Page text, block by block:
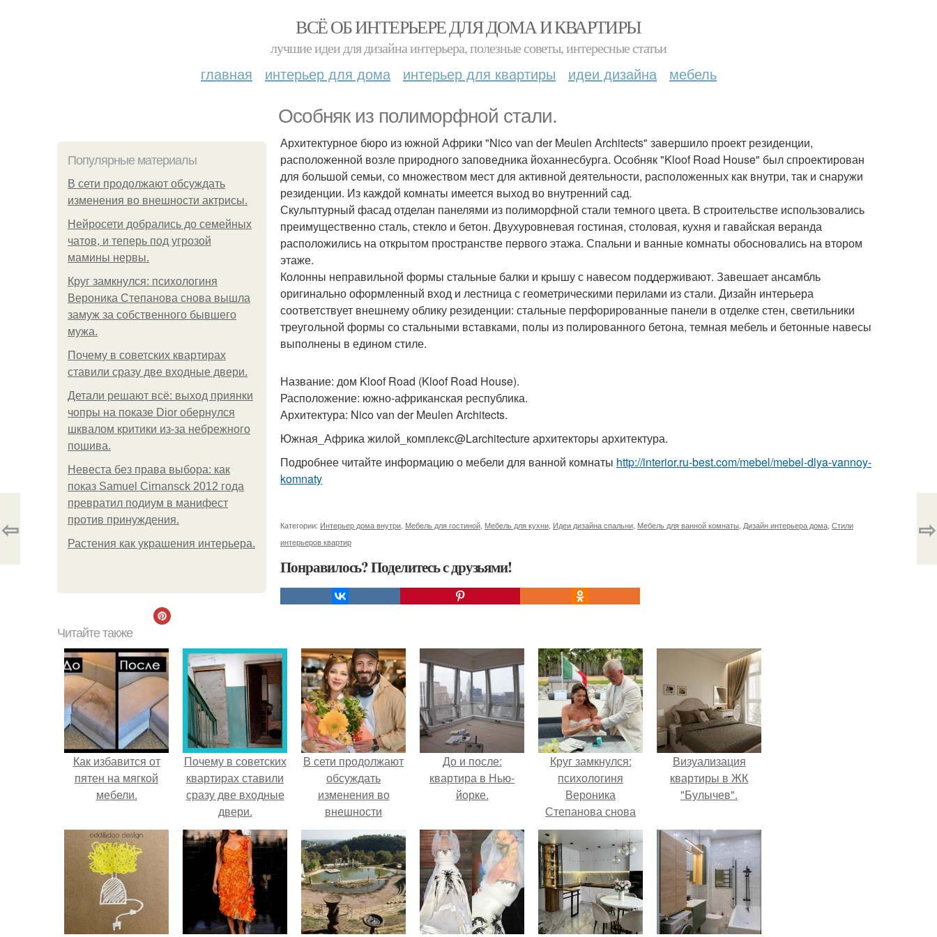
ВСЁ ОБ ИНТЕРЬЕРЕ ДЛЯ ДОМА И КВАРТИРЫ
лучшие идеи для дизайна интерьера, полезные советы, интересные статьи
главная интерьер для дома интерьер для квартиры идеи дизайна мебель
Особняк из полиморфной стали.
Популярные материалы
В сети продолжают обсуждать
изменения во внешности актрисы.
Нейросети добрались до семейных
чатов, и теперь под угрозой
мамины нервы.
Круг замкнулся: психологиня
Вероника Степанова снова вышла
замуж за собственного бывшего
мужа.
Почему в советских квартирах
ставили сразу две входные двери.
Детали решают всё: выход приянки
чопры на показе Dior обернулся
шквалом критики из-за небрежного
пошива.
Невеста без права выбора: как
показ Samuel Cirnansck 2012 года
превратил подиум в манифест
против принуждения.
Растения как украшения интерьера.
Архитектурное бюро из южной Африки "Nico van der Meulen Architects" завершило проект резиденции,
расположенной возле природного заповедника йоханнесбурга. Особняк "Kloof Road House" был спроектирован
для большой семьи, со множеством мест для активной деятельности, расположенных как внутри, так и снаружи
резиденции. Из каждой комнаты имеется выход во внутренний сад.
Скульптурный фасад отделан панелями из полиморфной стали темного цвета. В строительстве использовались
преимущественно сталь, стекло и бетон. Двухуровневая гостиная, столовая, кухня и гавайская веранда
расположились на открытом пространстве первого этажа. Спальни и ванные комнаты обосновались на втором
этаже.
Колонны неправильной формы стальные балки и крышу с навесом поддерживают. Завешает ансамбль
оригинально оформленный вход и лестница с геометрическими перилами из стали. Дизайн интерьера
соответствует внешнему облику резиденции: стальные перфорированные панели в отделке стен, светильники
треугольной формы со стальными вставками, полы из полированного бетона, темная мебель и бетонные навесы
выполнены в едином стиле.
Название: дом Kloof Road (Kloof Road House).
Расположение: южно-африканская республика.
Архитектура: Nico van der Meulen Architects.
Южная_Африка жилой_комплекс@Larchitecture архитекторы архитектура.
Подробнее читайте информацию о мебели для ванной комнаты http://interior.ru-best.com/mebel/mebel-dlya-vannoy-
komnaty
Категории: Интерьер дома внутри Мебель для гостиной Мебель для кухни Идеи дизайна спальни Мебель для ванной комнаты Дизайн интерьера дома Стили
интерьеров квартир
Понравилось? Поделитесь с друзьями!
⇦ ⇨
Читайте также
Как избавится от
пятен на мягкой
мебели.
Почему в советских
квартирах ставили
сразу две входные
двери.
В сети продолжают
обсуждать
изменения во
внешности
актрисы.
До и после:
квартира в Нью-
йорке.
Круг замкнулся:
психологиня
Вероника
Степанова снова
вышла замуж за
собственного
бывшего мужа.
Визуализация
квартиры в ЖК
"Булычев".